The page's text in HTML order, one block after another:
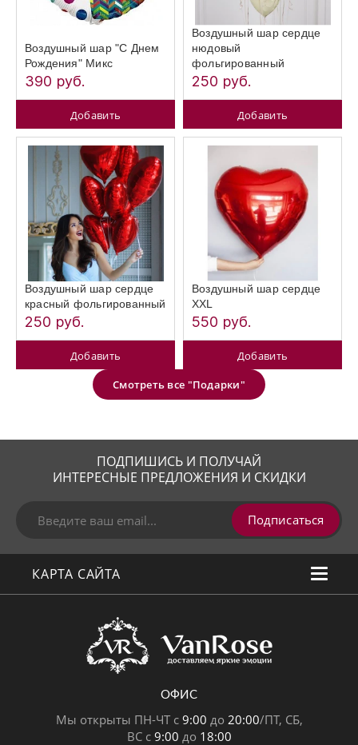
Воздушный шар "С Днем
Рождения" Микс
390 руб.
Добавить
Воздушный шар сердце
нюдовый
фольгированный
250 руб.
Добавить
Воздушный шар сердце
красный фольгированный
250 руб.
Добавить
Воздушный шар сердце
XXL
550 руб.
Добавить
Смотреть все "Подарки"
ПОДПИШИСЬ И ПОЛУЧАЙ
ИНТЕРЕСНЫЕ ПРЕДЛОЖЕНИЯ И СКИДКИ
Подписаться
КАРТА САЙТА
ОФИС
Мы открыты ПН-ЧТ с 9:00 до 20:00/ПТ, СБ,
ВС с 9:00 до 18:00